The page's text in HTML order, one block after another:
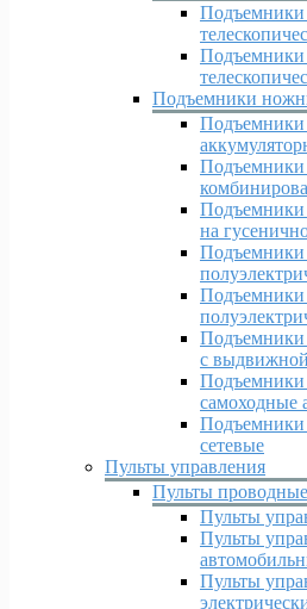
Подъемники
Подъемники
Подъемники
на
с
самоходные
сетевые
Пульты управления
Пульты проводные
Пульты
Пульты
Пульты